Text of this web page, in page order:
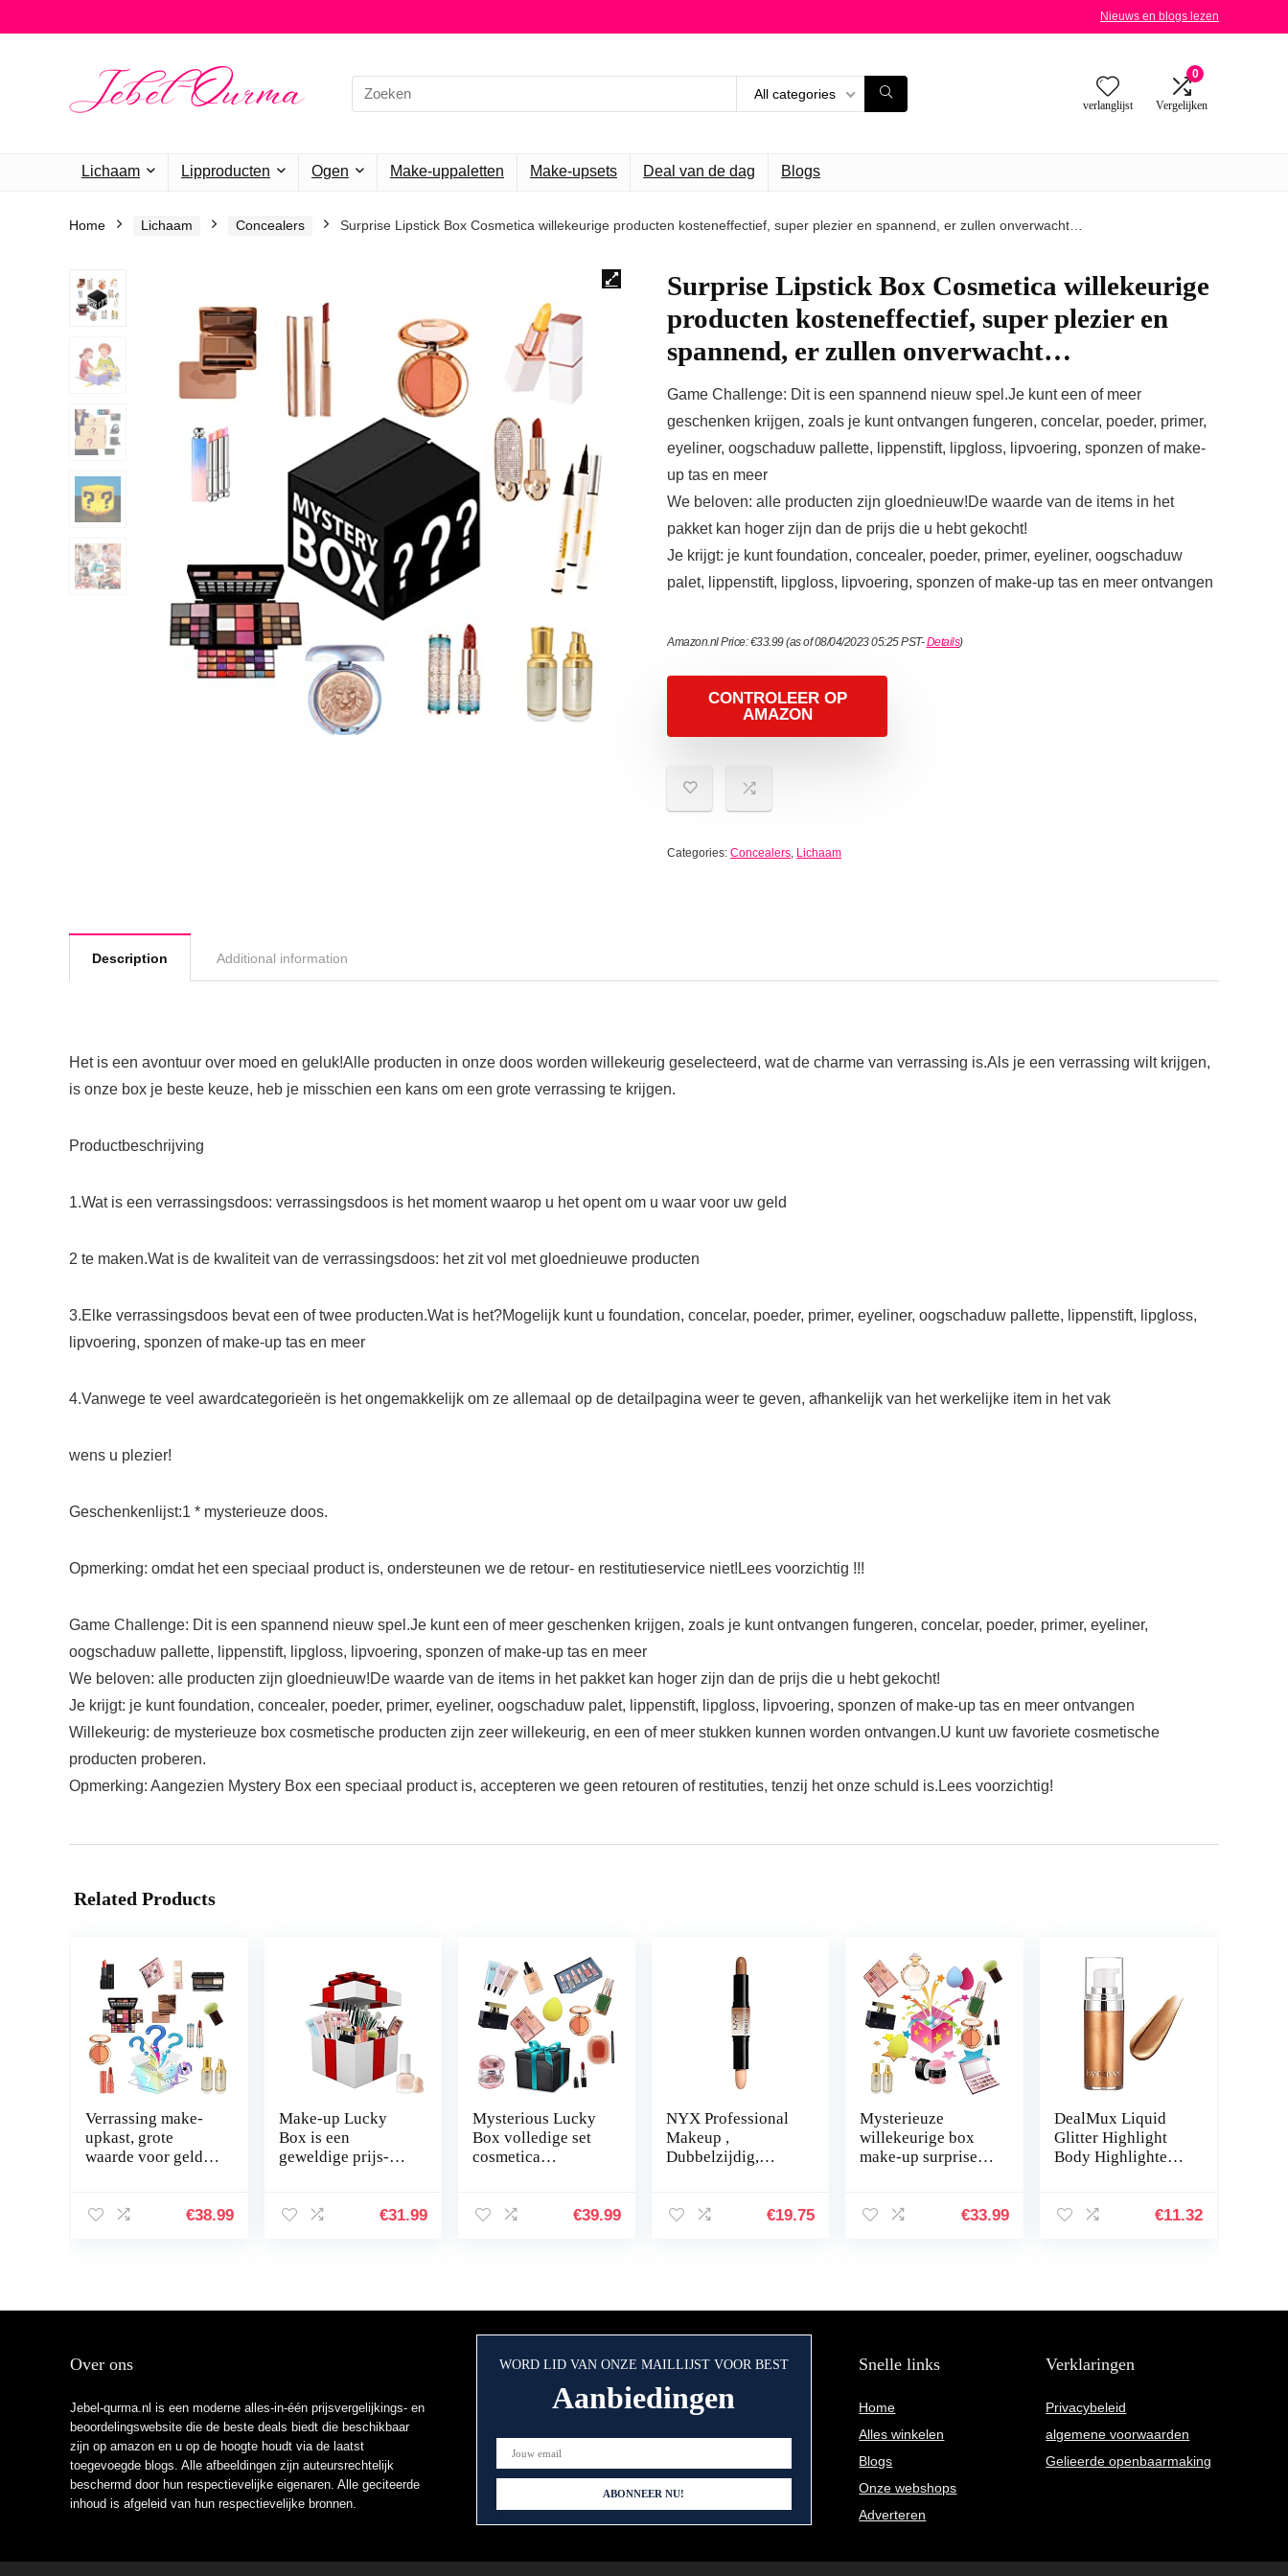
Nieuws en blogs lezen
Search
for:
All categories
verlanglijst
0
Vergelijken
Lichaam Lipproducten Ogen Make-uppaletten Make-upsets Deal van de dag Blogs
Home Lichaam Concealers Surprise Lipstick Box Cosmetica willekeurige producten kosteneffectief, super plezier en spannend, er zullen onverwacht…
Surprise Lipstick Box Cosmetica willekeurige
producten kosteneffectief, super plezier en
spannend, er zullen onverwacht…
Game Challenge: Dit is een spannend nieuw spel.Je kunt een of meer
geschenken krijgen, zoals je kunt ontvangen fungeren, concelar, poeder, primer,
eyeliner, oogschaduw pallette, lippenstift, lipgloss, lipvoering, sponzen of make-
up tas en meer
We beloven: alle producten zijn gloednieuw!De waarde van de items in het
pakket kan hoger zijn dan de prijs die u hebt gekocht!
Je krijgt: je kunt foundation, concealer, poeder, primer, eyeliner, oogschaduw
palet, lippenstift, lipgloss, lipvoering, sponzen of make-up tas en meer ontvangen
Amazon.nl Price:€33.99(as of 08/04/2023 05:25 PST-Details)
CONTROLEER OP
AMAZON
Categories: Concealers, Lichaam
Description Additional information
Het is een avontuur over moed en geluk!Alle producten in onze doos worden willekeurig geselecteerd, wat de charme van verrassing is.Als je een verrassing wilt krijgen,
is onze box je beste keuze, heb je misschien een kans om een grote verrassing te krijgen.
Productbeschrijving
1.Wat is een verrassingsdoos: verrassingsdoos is het moment waarop u het opent om u waar voor uw geld
2 te maken.Wat is de kwaliteit van de verrassingsdoos: het zit vol met gloednieuwe producten
3.Elke verrassingsdoos bevat een of twee producten.Wat is het?Mogelijk kunt u foundation, concelar, poeder, primer, eyeliner, oogschaduw pallette, lippenstift, lipgloss,
lipvoering, sponzen of make-up tas en meer
4.Vanwege te veel awardcategorieën is het ongemakkelijk om ze allemaal op de detailpagina weer te geven, afhankelijk van het werkelijke item in het vak
wens u plezier!
Geschenkenlijst:1 * mysterieuze doos.
Opmerking: omdat het een speciaal product is, ondersteunen we de retour- en restitutieservice niet!Lees voorzichtig !!!
Game Challenge: Dit is een spannend nieuw spel.Je kunt een of meer geschenken krijgen, zoals je kunt ontvangen fungeren, concelar, poeder, primer, eyeliner,
oogschaduw pallette, lippenstift, lipgloss, lipvoering, sponzen of make-up tas en meer
We beloven: alle producten zijn gloednieuw!De waarde van de items in het pakket kan hoger zijn dan de prijs die u hebt gekocht!
Je krijgt: je kunt foundation, concealer, poeder, primer, eyeliner, oogschaduw palet, lippenstift, lipgloss, lipvoering, sponzen of make-up tas en meer ontvangen
Willekeurig: de mysterieuze box cosmetische producten zijn zeer willekeurig, en een of meer stukken kunnen worden ontvangen.U kunt uw favoriete cosmetische
producten proberen.
Opmerking: Aangezien Mystery Box een speciaal product is, accepteren we geen retouren of restituties, tenzij het onze schuld is.Lees voorzichtig!
Related Products
Verrassing make-
upkast, grote
waarde voor geld,
verras jezelf of€38.99
Make-up Lucky
Box is een
geweldige prijs-
opwindende,
€31.99
Mysterious Lucky
Box volledige set
cosmetica
super hoge prijs,
€39.99
NYX Professional
Makeup ,
Dubbelzijdig,
crèmige textuur,
€19.75
Mysterieuze
willekeurige box
make-up surprise
aan stijlen, en de
€33.99
DealMux Liquid
Glitter Highlight
Body Highlighter
vloeistof voor
€11.32
Over ons
Jebel-qurma.nl is een moderne alles-in-één prijsvergelijkings- en
beoordelingswebsite die de beste deals biedt die beschikbaar
zijn op amazon en u op de hoogte houdt via de laatst
toegevoegde blogs. Alle afbeeldingen zijn auteursrechtelijk
beschermd door hun respectievelijke eigenaren. Alle geciteerde
inhoud is afgeleid van hun respectievelijke bronnen.
WORD LID VAN ONZE MAILLIJST VOOR BEST
Aanbiedingen
Snelle links
Home
Alles winkelen
Blogs
Onze webshops
Adverteren
Verklaringen
Privacybeleid
algemene voorwaarden
Gelieerde openbaarmaking